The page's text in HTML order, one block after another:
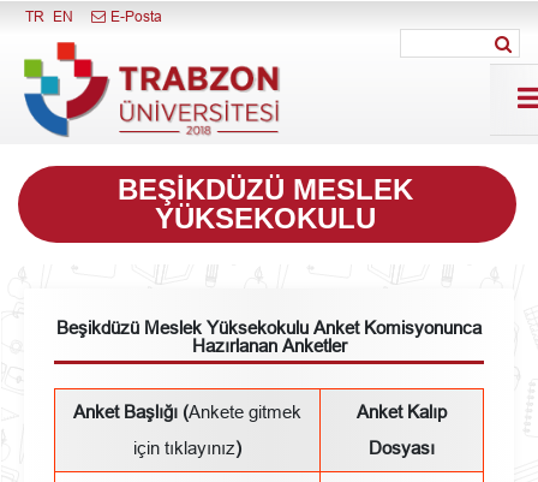
Menüyü Kapat
TR EN E-Posta
BEŞIKDÜZÜ MESLEK
YÜKSEKOKULU
Beşikdüzü Meslek Yüksekokulu Anket Komisyonunca
Hazırlanan Anketler
Anket Başlığı (Ankete gitmek
için tıklayınız)
Anket Kalıp
Dosyası